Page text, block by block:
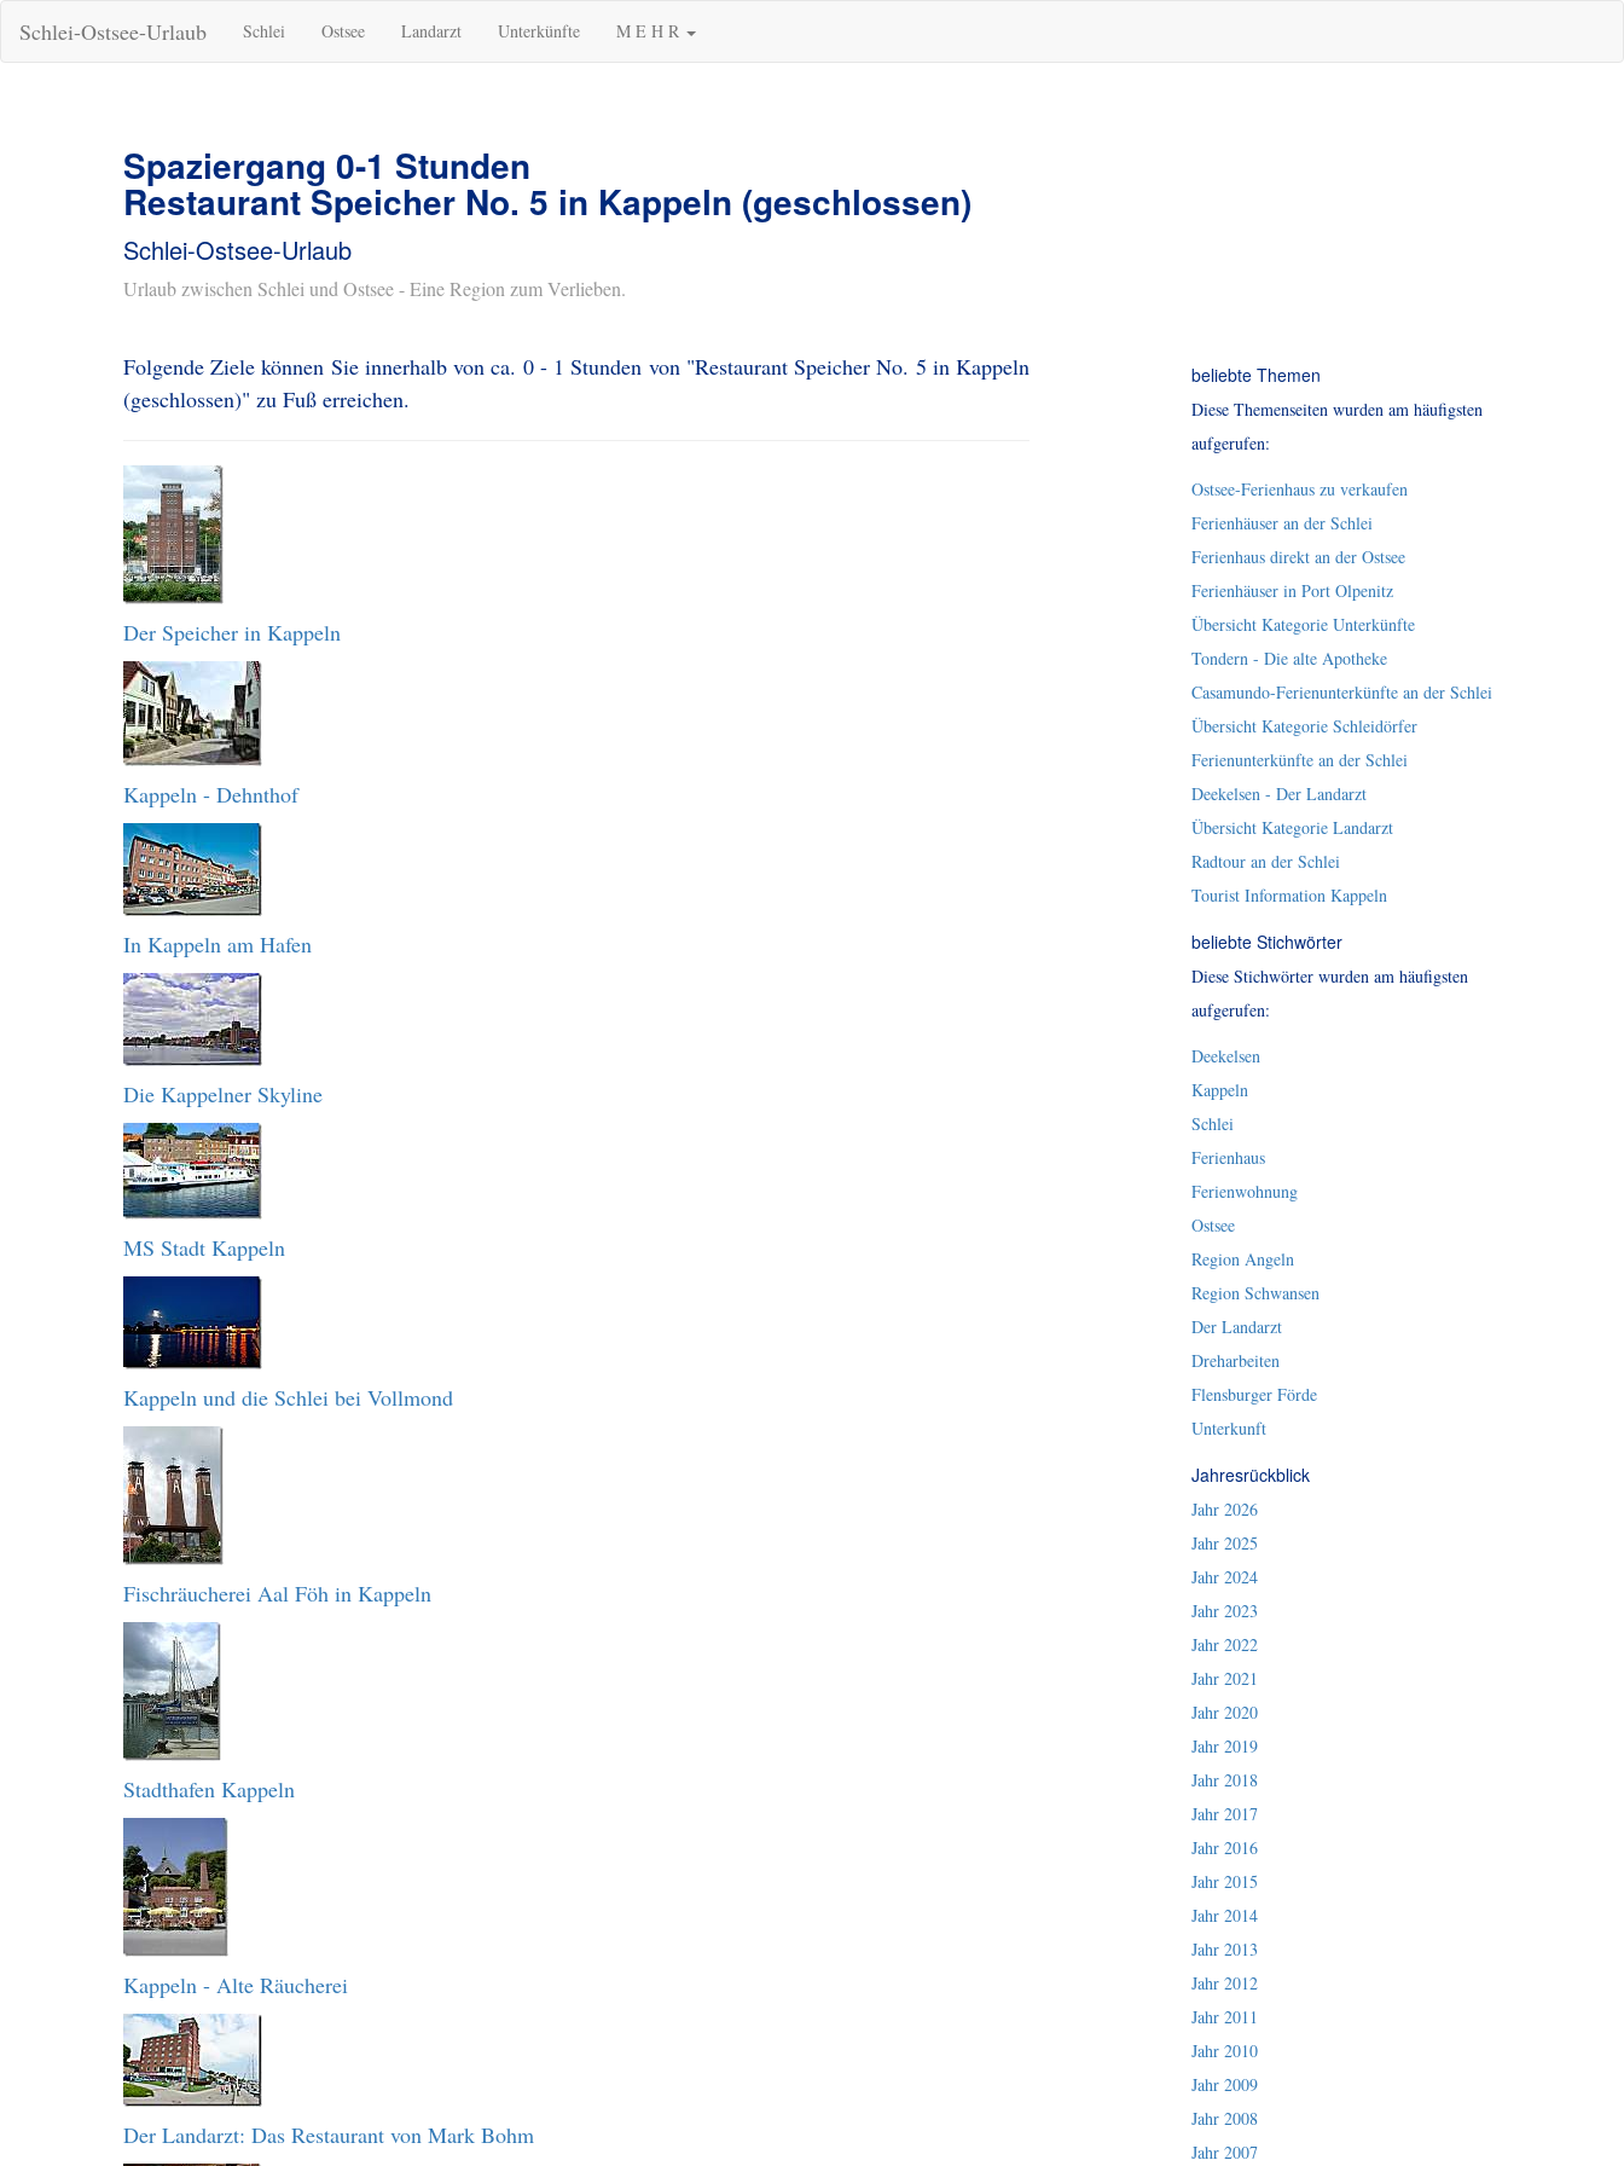
Schlei-Ostsee-Urlaub Schlei Ostsee Landarzt Unterkünfte M E H R
Spaziergang 0-1 Stunden
Restaurant Speicher No. 5 in Kappeln (geschlossen)
Schlei-Ostsee-Urlaub
Urlaub zwischen Schlei und Ostsee - Eine Region zum Verlieben.
Folgende Ziele können Sie innerhalb von ca. 0 - 1 Stunden von "Restaurant Speicher No. 5 in Kappeln
(geschlossen)" zu Fuß erreichen.
Der Speicher in Kappeln
Kappeln - Dehnthof
In Kappeln am Hafen
Die Kappelner Skyline
MS Stadt Kappeln
Kappeln und die Schlei bei Vollmond
Fischräucherei Aal Föh in Kappeln
Stadthafen Kappeln
Kappeln - Alte Räucherei
Der Landarzt: Das Restaurant von Mark Bohm
beliebte Themen
Diese Themenseiten wurden am häufigsten
aufgerufen:
Ostsee-Ferienhaus zu verkaufen
Ferienhäuser an der Schlei
Ferienhaus direkt an der Ostsee
Ferienhäuser in Port Olpenitz
Übersicht Kategorie Unterkünfte
Tondern - Die alte Apotheke
Casamundo-Ferienunterkünfte an der Schlei
Übersicht Kategorie Schleidörfer
Ferienunterkünfte an der Schlei
Deekelsen - Der Landarzt
Übersicht Kategorie Landarzt
Radtour an der Schlei
Tourist Information Kappeln
beliebte Stichwörter
Diese Stichwörter wurden am häufigsten
aufgerufen:
Deekelsen
Kappeln
Schlei
Ferienhaus
Ferienwohnung
Ostsee
Region Angeln
Region Schwansen
Der Landarzt
Dreharbeiten
Flensburger Förde
Unterkunft
Jahresrückblick
Jahr 2026
Jahr 2025
Jahr 2024
Jahr 2023
Jahr 2022
Jahr 2021
Jahr 2020
Jahr 2019
Jahr 2018
Jahr 2017
Jahr 2016
Jahr 2015
Jahr 2014
Jahr 2013
Jahr 2012
Jahr 2011
Jahr 2010
Jahr 2009
Jahr 2008
Jahr 2007